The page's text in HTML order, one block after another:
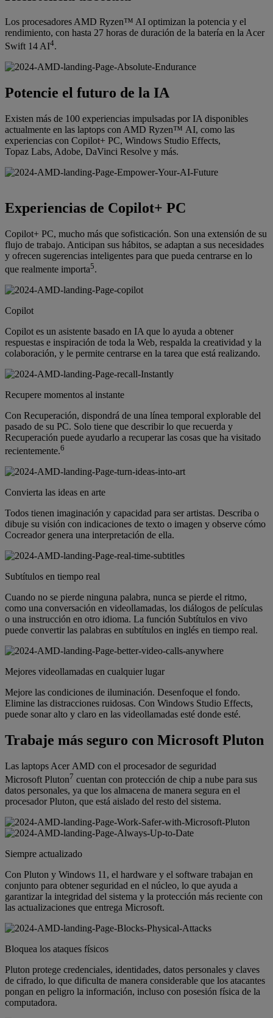
Los procesadores AMD Ryzen™ AI optimizan la potencia y el
rendimiento, con hasta 27 horas de duración de la batería en la Acer
Swift 14 AI4.
Potencie el futuro de la IA
Existen más de 100 experiencias impulsadas por IA disponibles
actualmente en las laptops con AMD Ryzen™ AI, como las
experiencias con Copilot+ PC, Windows Studio Effects,
Topaz Labs, Adobe, DaVinci Resolve y más.
Experiencias de Copilot+ PC
Copilot+ PC, mucho más que sofisticación. Son una extensión de su
flujo de trabajo. Anticipan sus hábitos, se adaptan a sus necesidades
y ofrecen sugerencias inteligentes para que pueda centrarse en lo
que realmente importa5.
Copilot
Copilot es un asistente basado en IA que lo ayuda a obtener
respuestas e inspiración de toda la Web, respalda la creatividad y la
colaboración, y le permite centrarse en la tarea que está realizando.
Recupere momentos al instante
Con Recuperación, dispondrá de una línea temporal explorable del
pasado de su PC. Solo tiene que describir lo que recuerda y
Recuperación puede ayudarlo a recuperar las cosas que ha visitado
recientemente.6
Convierta las ideas en arte
Todos tienen imaginación y capacidad para ser artistas. Describa o
dibuje su visión con indicaciones de texto o imagen y observe cómo
Cocreador genera una interpretación de ella.
Subtítulos en tiempo real
Cuando no se pierde ninguna palabra, nunca se pierde el ritmo,
como una conversación en videollamadas, los diálogos de películas
o una instrucción en otro idioma. La función Subtítulos en vivo
puede convertir las palabras en subtítulos en inglés en tiempo real.
Mejores videollamadas en cualquier lugar
Mejore las condiciones de iluminación. Desenfoque el fondo.
Elimine las distracciones ruidosas. Con Windows Studio Effects,
puede sonar alto y claro en las videollamadas esté donde esté.
Trabaje más seguro con Microsoft Pluton
Las laptops Acer AMD con el procesador de seguridad
Microsoft Pluton7 cuentan con protección de chip a nube para sus
datos personales, ya que los almacena de manera segura en el
procesador Pluton, que está aislado del resto del sistema.
Siempre actualizado
Con Pluton y Windows 11, el hardware y el software trabajan en
conjunto para obtener seguridad en el núcleo, lo que ayuda a
garantizar la integridad del sistema y la protección más reciente con
las actualizaciones que entrega Microsoft.
Bloquea los ataques físicos
Pluton protege credenciales, identidades, datos personales y claves
de cifrado, lo que dificulta de manera considerable que los atacantes
pongan en peligro la información, incluso con posesión física de la
computadora.